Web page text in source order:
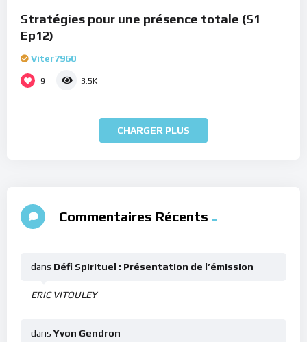
Stratégies pour une présence totale (S1
Ep12)
Viter7960
9 3.5K
CHARGER PLUS
Commentaires Récents
ERIC VITOULEY
dans Défi Spirituel : Présentation de l’émission
dans Yvon Gendron